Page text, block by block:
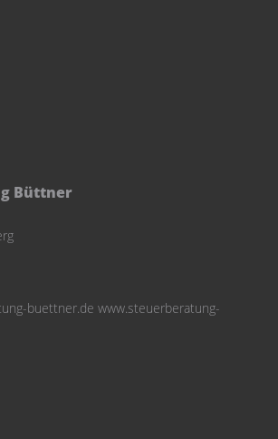
Büttner
buettner.de www.steuerberatung-